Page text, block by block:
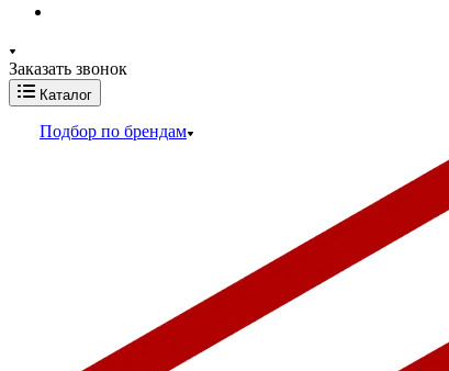
Заказать звонок
Каталог
Подбор по брендам